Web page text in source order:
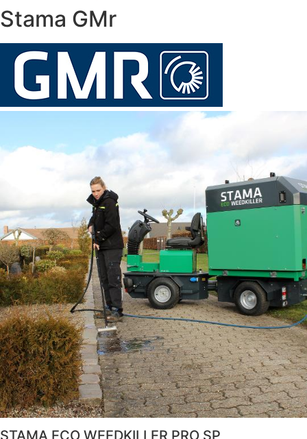
Stama GMr
STAMA ECO WEEDKILLER PRO SP